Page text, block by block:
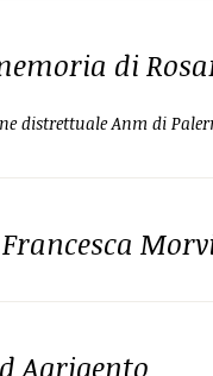
di
distrettuale Anm di
Agrigento